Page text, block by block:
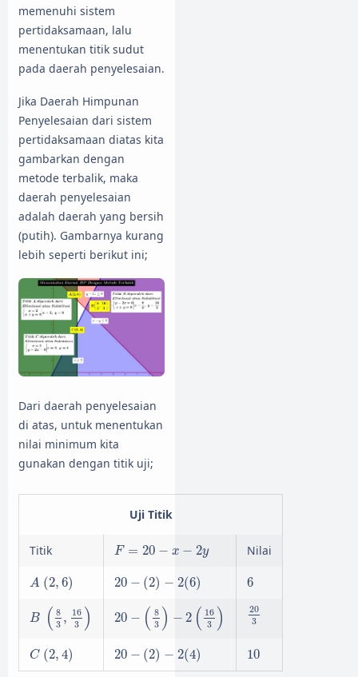
memenuhi sistem
pertidaksamaan, lalu
menentukan titik sudut
pada daerah penyelesaian.
Jika Daerah Himpunan
Penyelesaian dari sistem
pertidaksamaan diatas kita
gambarkan dengan
metode terbalik, maka
daerah penyelesaian
adalah daerah yang bersih
(putih). Gambarnya kurang
lebih seperti berikut ini;
Dari daerah penyelesaian
di atas, untuk menentukan
nilai minimum kita
gunakan dengan titik uji;
Uji Titik
Titik F = 20 − x − 2y
F= 20−x 2y Nilai
A (2, 6)
A (2, 6) 20 − (2) − 2(6)
20 2)− 6) 6
6
B ( 8
3 , 16
3 )
83 16 3
20 − ( 8
3 ) − 2 ( 16
3 )
8 3 )− 163)
20
3
20
C (2, 4)
C (2, 4) 20 − (2) − 2(4)
20 2)− 4) 10
10